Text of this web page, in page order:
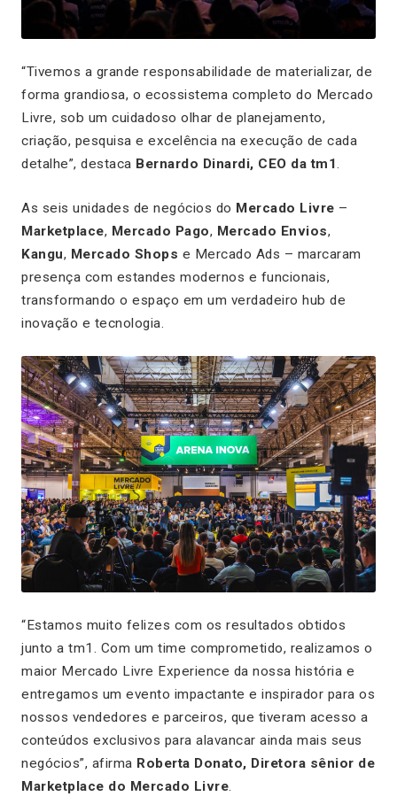
“Tivemos a grande responsabilidade de materializar, de
forma grandiosa, o ecossistema completo do Mercado
Livre, sob um cuidadoso olhar de planejamento,
criação, pesquisa e excelência na execução de cada
detalhe”, destaca Bernardo Dinardi, CEO da tm1.
As seis unidades de negócios do Mercado Livre –
Marketplace, Mercado Pago, Mercado Envios,
Kangu, Mercado Shops e Mercado Ads – marcaram
presença com estandes modernos e funcionais,
transformando o espaço em um verdadeiro hub de
inovação e tecnologia.
“Estamos muito felizes com os resultados obtidos
junto a tm1. Com um time comprometido, realizamos o
maior Mercado Livre Experience da nossa história e
entregamos um evento impactante e inspirador para os
nossos vendedores e parceiros, que tiveram acesso a
conteúdos exclusivos para alavancar ainda mais seus
negócios”, afirma Roberta Donato, Diretora sênior de
Marketplace do Mercado Livre.